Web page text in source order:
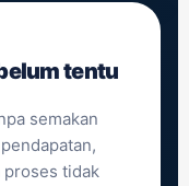
tentu
semakan
proses tidak